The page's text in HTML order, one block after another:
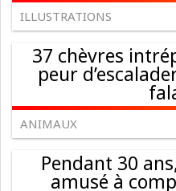
ILLUSTRATIONS
37 chèvres
peur
ANIMAUX
Pendant 30
amusé à